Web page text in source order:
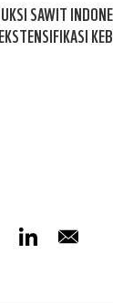
SAWIT